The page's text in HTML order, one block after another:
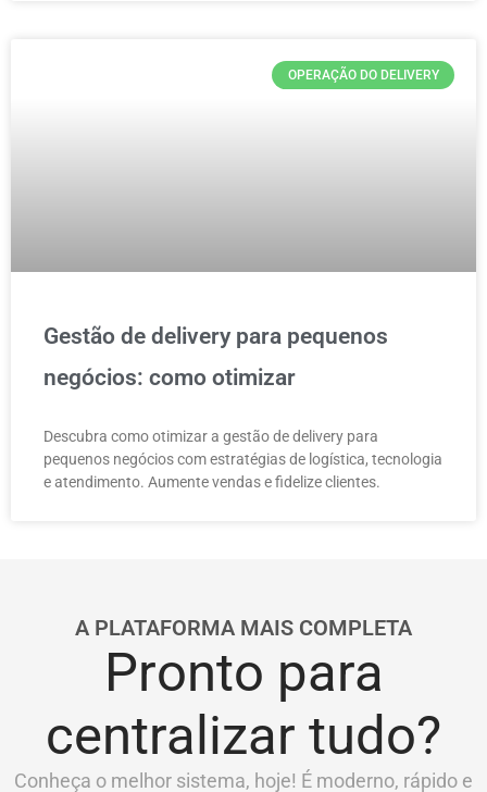
OPERAÇÃO DO DELIVERY
Gestão de delivery para pequenos
negócios: como otimizar
Descubra como otimizar a gestão de delivery para
pequenos negócios com estratégias de logística, tecnologia
e atendimento. Aumente vendas e fidelize clientes.
A PLATAFORMA MAIS COMPLETA
Pronto para
centralizar tudo?
Conheça o melhor sistema, hoje! É moderno, rápido e